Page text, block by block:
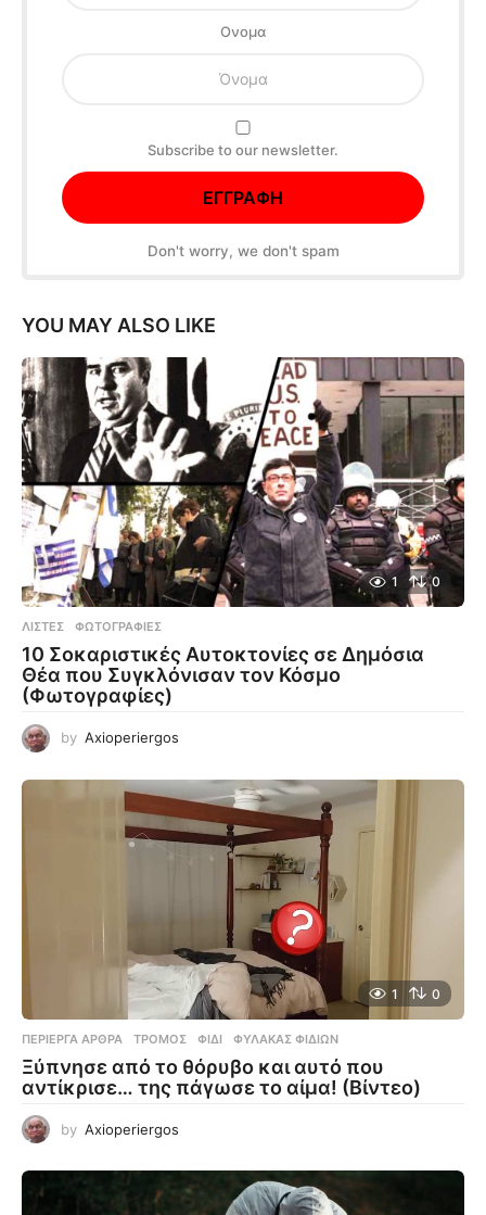
Oνομα
Subscribe to our newsletter.
Don't worry, we don't spam
YOU MAY ALSO LIKE
1 0
ΛΊΣΤΕΣ ,ΦΩΤΟΓΡΑΦΊΕΣ
10 Σοκαριστικές Αυτοκτονίες σε Δημόσια
Θέα που Συγκλόνισαν τον Κόσμο
(Φωτογραφίες)
by Axioperiergos
1 0
ΠΕΡΊΕΡΓΑ ΆΡΘΡΑ ΤΡΌΜΟΣ ,ΦΊΔΙ ,ΦΎΛΑΚΑΣ ΦΙΔΙΏΝ
Ξύπνησε από το θόρυβο και αυτό που
αντίκρισε… της πάγωσε το αίμα! (Βίντεο)
by Axioperiergos